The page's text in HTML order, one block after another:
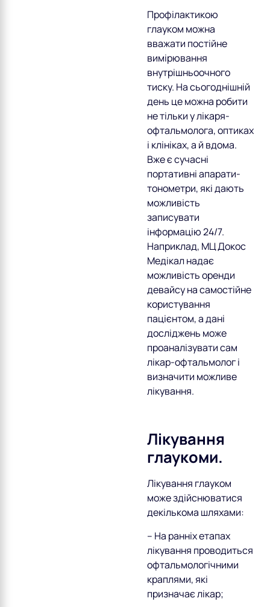
Профілактикою
глауком можна
вважати постійне
вимірювання
внутрішньоочного
тиску. На сьогоднішній
день це можна робити
не тільки у лікаря-
офтальмолога, оптиках
і клініках, а й вдома.
Вже є сучасні
портативні апарати-
тонометри, які дають
можливість
записувати
інформацію 24/7.
Наприклад, МЦ Докос
Медікал надає
можливість оренди
девайсу на самостійне
користування
пацієнтом, а дані
досліджень може
проаналізувати сам
лікар-офтальмолог і
визначити можливе
лікування.
Лікування
глаукоми.
Лікування глауком
може здійснюватися
декількома шляхами:
– На ранніх етапах
лікування проводиться
офтальмологічними
краплями, які
призначає лікар;